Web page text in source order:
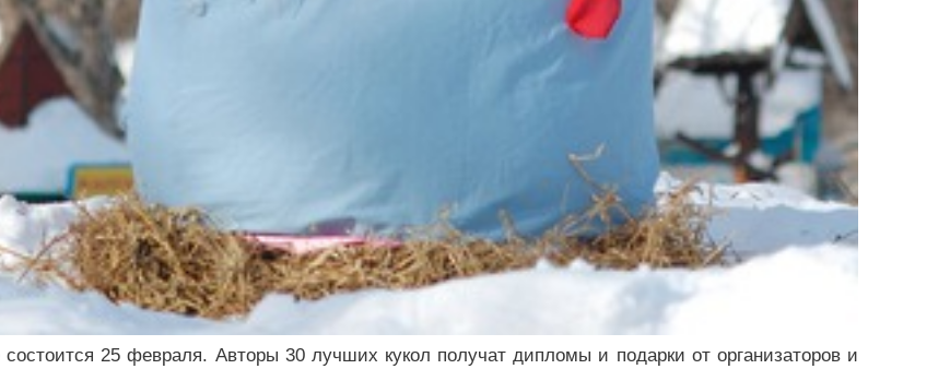
состоится 25 февраля. Авторы 30 лучших кукол получат дипломы и подарки от организаторов и